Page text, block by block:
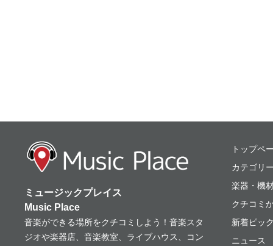
ミュージックプレ
ミュージックプレイス
Music Place
音楽ができる場所をクチコミしよう！音楽スタ
ジオや楽器店、音楽教室、ライブハウス、コン
トップペ
カテゴリ
楽器・機
クチコミ
新着ピッ
ニュース